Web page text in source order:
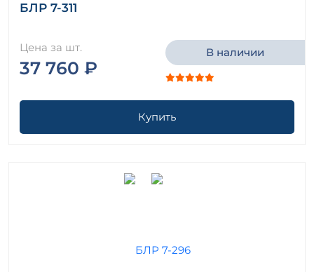
БЛР 7-311
Цена за шт.
37 760 ₽
В наличии
Купить